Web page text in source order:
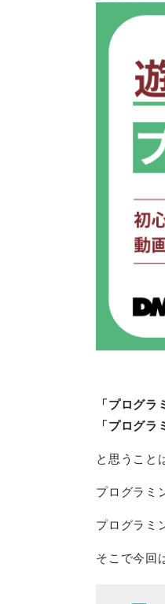
「プログラ
「プログ
と思うこと
プログラミ
プログラミ
そこで今回